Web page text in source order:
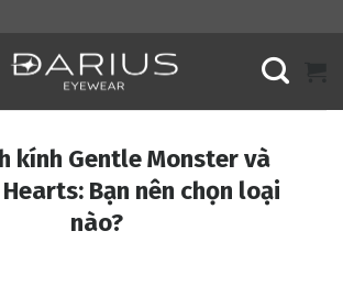
kính Gentle Monster và
Bạn nên chọn loại
nào?